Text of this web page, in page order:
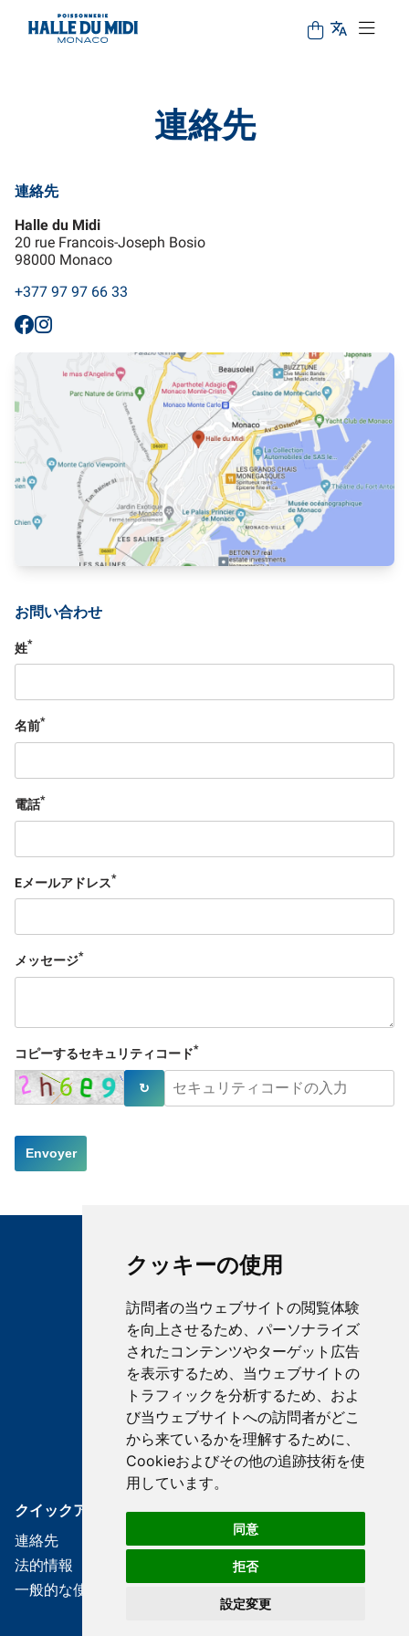
クッキーの使用
訪問者の当ウェブサイトの閲覧体験
を向上させるため、パーソナライズ
されたコンテンツやターゲット広告
を表示するため、当ウェブサイトの
トラフィックを分析するため、およ
び当ウェブサイトへの訪問者がどこ
から来ているかを理解するために、
Cookieおよびその他の追跡技術を使
用しています。
同意
拒否
設定変更
連絡先
連絡先
Halle du Midi
20 rue Francois-Joseph Bosio
98000 Monaco
+377 97 97 66 33
お問い合わせ
姓*
名前*
電話*
Eメールアドレス*
メッセージ*
コピーするセキュリティコード*
↻
Envoyer
Halle du Midi
20 rue Francois-Joseph Bosio
98000 Monaco
+377 97 97 66 33
クイックアクセス
連絡先
法的情報
一般的な使用条件